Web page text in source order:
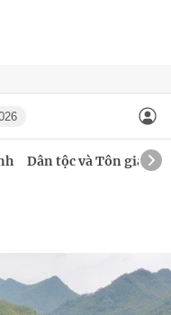
Dân tộc và Tôn giáo